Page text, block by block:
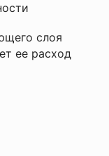
слоя
ее расход